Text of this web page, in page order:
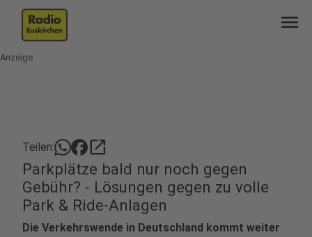
menu
Anzeige
Teilen: open_in_new
Parkplätze bald nur noch gegen
Gebühr? - Lösungen gegen zu volle
Park & Ride-Anlagen
Die Verkehrswende in Deutschland kommt weiter